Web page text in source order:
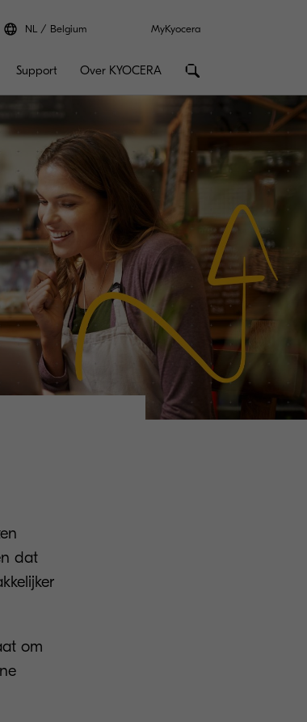
NL Belgium MyKyocera
Support Over KYOCERA
dat
om